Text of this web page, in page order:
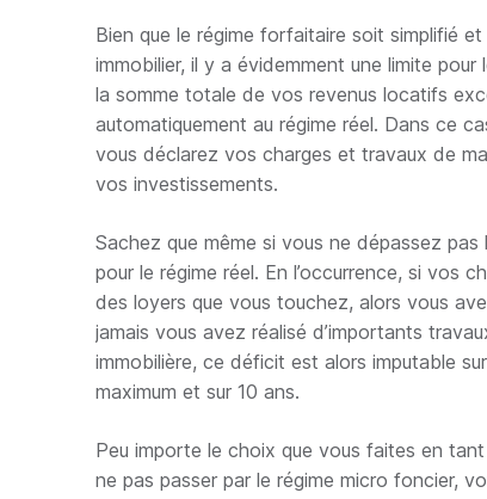
Bien que le régime forfaitaire soit simplifié
immobilier, il y a évidemment une limite
la somme totale de vos revenus locatifs
automatiquement au régime réel. Dans ce
vous déclarez vos charges et travaux de
vos investissements.
Sachez que même si vous ne dépassez
pour le régime réel. En l’occurrence, si vos
des loyers que vous touchez, alors vous
jamais vous avez réalisé d’importants
immobilière, ce déficit est alors imputable
maximum et sur 10 ans.
Peu importe le choix que vous faites en
ne pas passer par le régime micro foncier,